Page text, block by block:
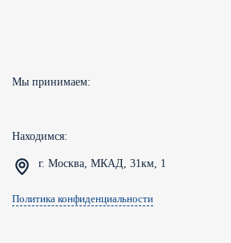
Мы принимаем:
Находимся:
г. Москва, МКАД, 31км, 1
Политика конфиденциальности